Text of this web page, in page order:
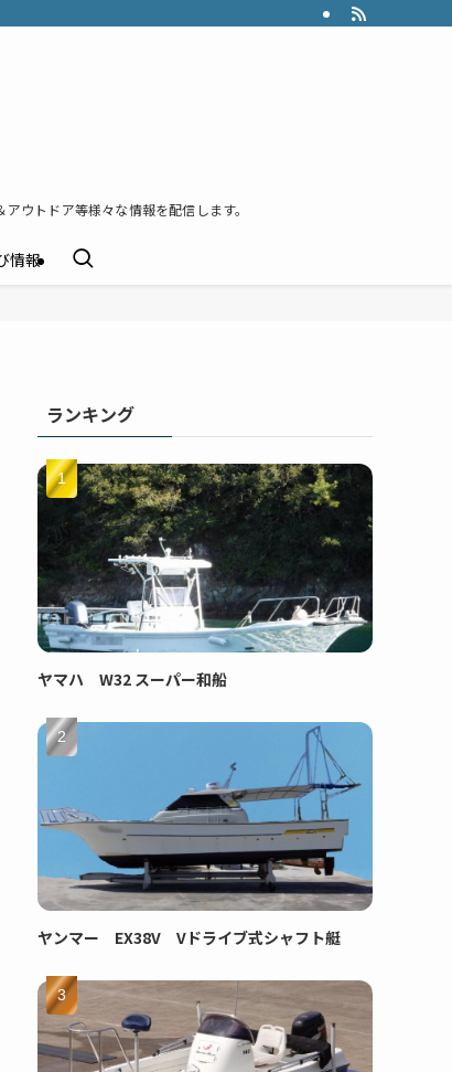
ウトドア等様々な情報を配信します。
情報
ランキング
ヤマハ W32 スーパー和船
ヤンマー EX38V Vドライブ式シャフト艇